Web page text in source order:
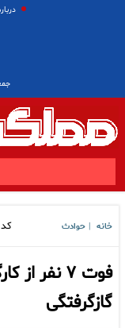
جمعه ۱۶
خانه حوادث
فوت ۷ نفر
گازگرفتگی